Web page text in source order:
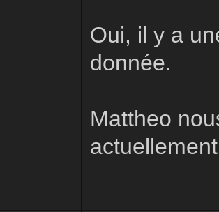
Oui, il y a
donnée.
Mattheo